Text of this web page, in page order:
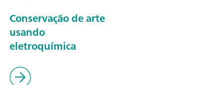
Conservação de arte
usando
eletroquímica